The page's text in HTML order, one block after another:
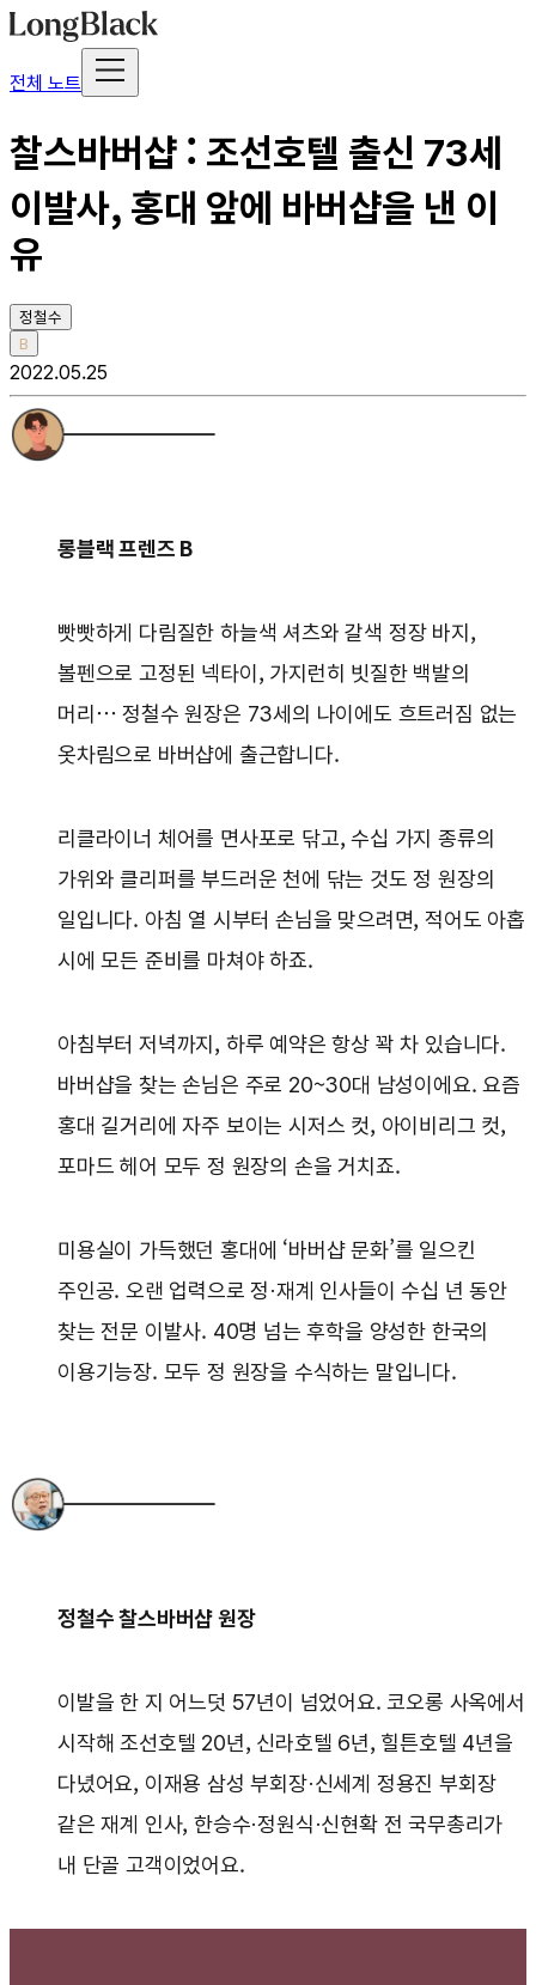
전체 노트
찰스바버샵 : 조선호텔 출신 73세
이발사, 홍대 앞에 바버샵을 낸 이
유
정철수
B
2022.05.25
롱블랙 프렌즈 B
빳빳하게 다림질한 하늘색 셔츠와 갈색 정장 바지,
볼펜으로 고정된 넥타이, 가지런히 빗질한 백발의
머리… 정철수 원장은 73세의 나이에도 흐트러짐 없는
옷차림으로 바버샵에 출근합니다.
리클라이너 체어를 면사포로 닦고, 수십 가지 종류의
가위와 클리퍼를 부드러운 천에 닦는 것도 정 원장의
일입니다. 아침 열 시부터 손님을 맞으려면, 적어도 아홉
시에 모든 준비를 마쳐야 하죠.
아침부터 저녁까지, 하루 예약은 항상 꽉 차 있습니다.
바버샵을 찾는 손님은 주로 20~30대 남성이에요. 요즘
홍대 길거리에 자주 보이는 시저스 컷, 아이비리그 컷,
포마드 헤어 모두 정 원장의 손을 거치죠.
미용실이 가득했던 홍대에 ‘바버샵 문화’를 일으킨
주인공. 오랜 업력으로 정·재계 인사들이 수십 년 동안
찾는 전문 이발사. 40명 넘는 후학을 양성한 한국의
이용기능장. 모두 정 원장을 수식하는 말입니다.
정철수 찰스바버샵 원장
이발을 한 지 어느덧 57년이 넘었어요. 코오롱 사옥에서
시작해 조선호텔 20년, 신라호텔 6년, 힐튼호텔 4년을
다녔어요, 이재용 삼성 부회장·신세계 정용진 부회장
같은 재계 인사, 한승수·정원식·신현확 전 국무총리가
내 단골 고객이었어요.